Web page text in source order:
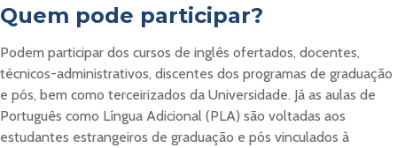
Quem pode participar?
Podem participar dos cursos de inglês ofertados, docentes,
técnicos-administrativos, discentes dos programas de graduação
e pós, bem como terceirizados da Universidade. Já as aulas de
Português como Língua Adicional (PLA) são voltadas aos
estudantes estrangeiros de graduação e pós vinculados à